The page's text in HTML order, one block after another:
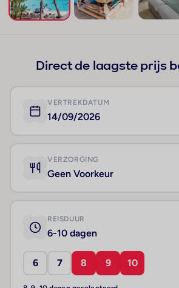
Direct de laagste prijs
VERTREKDATUM
14/09/2026
VERZORGING
Geen Voorkeur
REISDUUR
6-10 dagen
6 7 8 9 10